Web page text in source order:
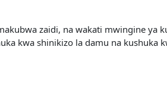
zaidi, na wakati mwingine ya
kwa shinikizo la damu na kushuka